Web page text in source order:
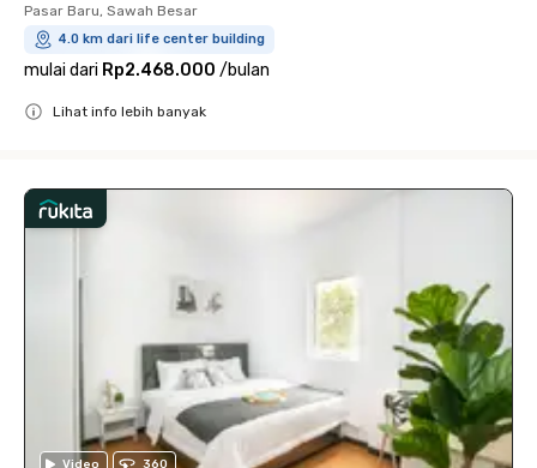
Pasar Baru, Sawah Besar
4.0 km dari life center building
mulai dari Rp2.468.000 /bulan
Lihat info lebih banyak
Video 360